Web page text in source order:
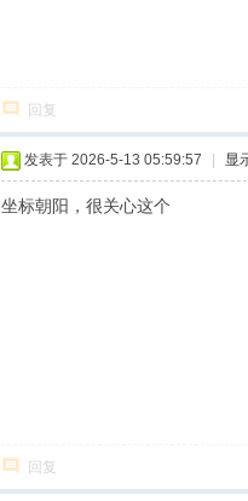
回复
发表于 2026-5-13 05:59:57 显
坐标朝阳，很关心这个
回复